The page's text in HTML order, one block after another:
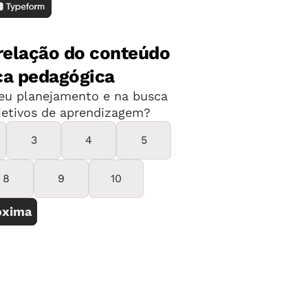
de uma prova objetiva. Para
a próxima segunda-feira,
Capacitação (ICAP) , organizador do
taxa de inscrição de R$ 100,00. O
ser prorrogado por igual
da prefeitura. Para mais detalhes,